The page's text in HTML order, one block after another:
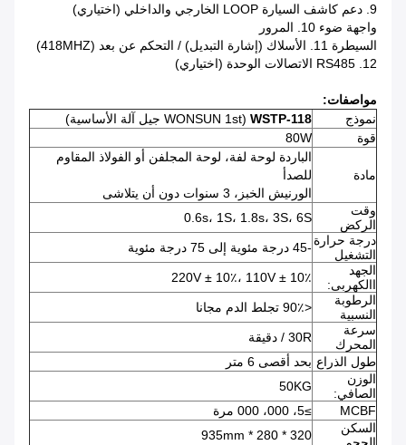
9. دعم كاشف السيارة LOOP الخارجي والداخلي (اختياري)
واجهة ضوء 10. المرور
السيطرة 11. الأسلاك (إشارة التبديل) / التحكم عن بعد (418MHZ)
12. RS485 الاتصالات الوحدة (اختياري)
مواصفات:
نموذج
WSTP-118 (WONSUN 1st جيل آلة الأساسية)
قوة
80W
مادة
الباردة لوحة لفة، لوحة المجلفن أو الفولاذ المقاوم
للصدأ
الورنيش الخبز، 3 سنوات دون أن يتلاشى
وقت
الركض
0.6s، 1S، 1.8s، 3S، 6S
درجة حرارة
التشغيل
-45 درجة مئوية إلى 75 درجة مئوية
الجهد
االكهربى:
220V ± 10٪، 110V ± 10٪
الرطوبة
النسبية
<90٪ تجلط الدم مجانا
سرعة
المحرك
30R / دقيقة
طول الذراع بحد أقصى 6 متر
الوزن
الصافي:
50KG
MCBF
≥5، 000، 000 مرة
السكن
320 * 280 * 935mm